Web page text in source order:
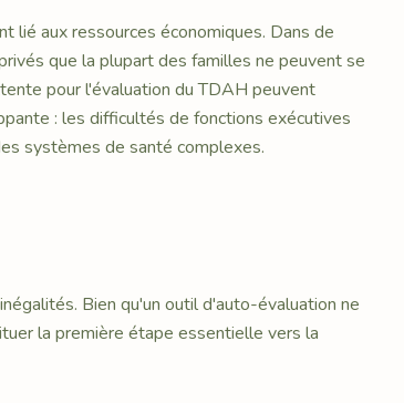
lié aux ressources économiques. Dans de
que la plupart des familles ne peuvent se
pour l'évaluation du TDAH peuvent
: les difficultés de fonctions exécutives
systèmes de santé complexes.
Bien qu'un outil d'auto-évaluation ne
la première étape essentielle vers la